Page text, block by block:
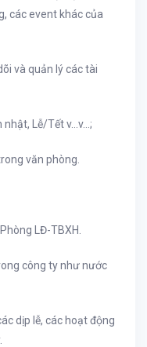
các event khác của
và quản lý các tài
nhật, Lễ/Tết v…v…;
văn phòng.
LĐ-TBXH.
công ty như nước
dịp lễ, các hoạt động